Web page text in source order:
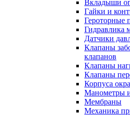
Вкладыши
Гайки и
Героторные
Гидравлика
Датчики
Клапаны
клапанов
Клапаны
Клапаны
Корпуса
Манометры
Мембраны
Механика